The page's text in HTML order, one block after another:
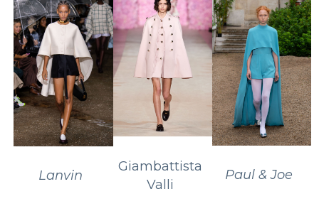
Lanvin
Giambattista
Valli
Paul & Joe